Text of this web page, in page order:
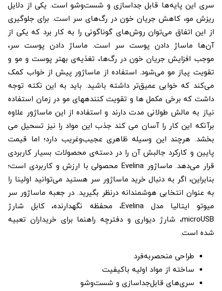
سری این پایه‌ها قابل جداسازی و شست‌وشو است. یکی از دلایل
ریزش مو، کاهش جریان خون در رگ‌های سر است. برای جلوگیری
از این اتفاق می‌توان روش‌های گوناگونی را به کار برد که یکی از
آن‌ها ماساژ دادن پوست سر است. ماساژ دادن پوست سر،
موجب افزایش جریان خون در رگ‌ها، تغذیه‌ی بهتر پوست و مو و
تقویت پیاز مو می‌شود. استفاده از ماساژور پیش از خواب کمک
می‌کند که خوابی عمیق‌تر داشته باشید. باید به این نکته توجه
داشت که برخی مکمل ها و تقویت کننده­های مو در زمان استفاده
نیاز به مالش طولانی مدت دارند و استفاده از این ماساژور علاوه
برآنکه این کار را آسان می کند جذب این مواد را نیز تسحیل می
بخشد. هرچند این وسیله ظاهری عجیب‌وغریب دارد؛ اما قیمت
پایین و کارکرد جالبش آن را در دسته‌ی محصولات بسیار کاربردی
قرار می‌دهد. ماساژور Evelina محصولی با ارزش و کاربردی است؛
بنابراین، اگر به دنبال خرید ماساژور سر هستید می‌توانید اولینا را
به عنوان انتخابی هوشمندانه درنظر بگیرید. در جعبه ماساژور سر
میوتو ایتالیا مدل Evelina، محفظه نگهدارنده، کابل شارژ
microUSB، شارژ دیواری و دفترچه راهنما برای خریداران تعبیه
شده است.
طراحی منحصربه‌فرد
ساخته از مواد اولیه باکیفیت
سری‌های قابل‌جداسازی و شست‌وشو